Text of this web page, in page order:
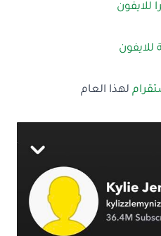
للايفون
لهذا العام